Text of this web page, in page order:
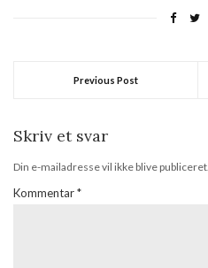
fattighed med ingen penge i
anden pung i tasken,…
Previous Post
Skriv et svar
Din e-mailadresse vil ikke blive publiceret.
Kommentar*